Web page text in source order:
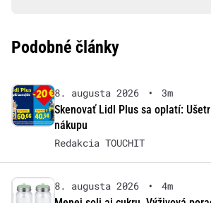
Podobné články
8. augusta 2026 •
3m
Skenovať Lidl Plus sa oplatí:
nákupu
Redakcia TOUCHIT
8. augusta 2026 •
4m